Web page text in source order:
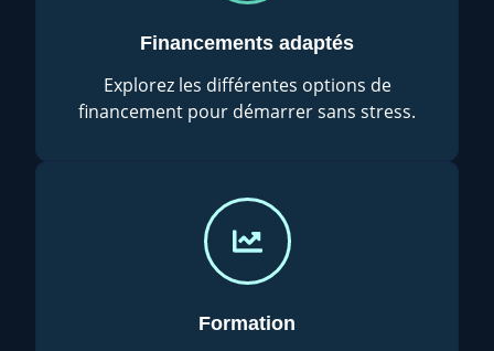
Financements adaptés
Explorez les différentes options de
financement pour démarrer sans stress.
Formation